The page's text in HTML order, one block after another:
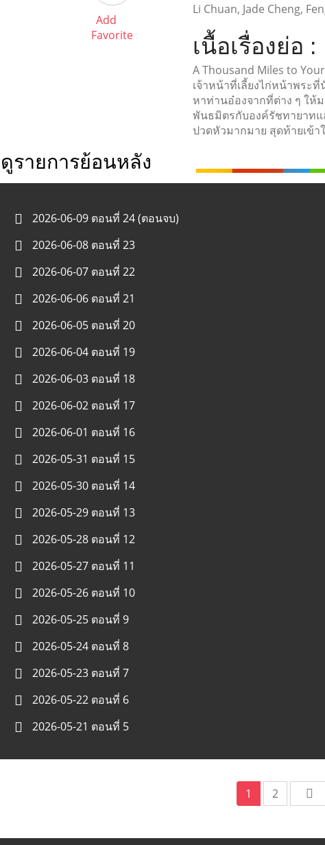
Add
Favorite
Li Chuan, Jade Cheng,
เนื้อเรื่องย่อ :
A Thousand Miles to
เจ้าหน้าที่เลี้ยงไก่หน้าพระ
หาท่านอ๋องจากที่ต่าง ๆ ให้
พันธมิตรกับองค์รัชทายาทแ
ปวดหัวมากมาย สุดท้ายเข้
ดูรายการย้อนหลัง
2026-06-09 ตอนที่ 24 (ตอนจบ)
2026-06-08 ตอนที่ 23
2026-06-07 ตอนที่ 22
2026-06-06 ตอนที่ 21
2026-06-05 ตอนที่ 20
2026-06-04 ตอนที่ 19
2026-06-03 ตอนที่ 18
2026-06-02 ตอนที่ 17
2026-06-01 ตอนที่ 16
2026-05-31 ตอนที่ 15
2026-05-30 ตอนที่ 14
2026-05-29 ตอนที่ 13
2026-05-28 ตอนที่ 12
2026-05-27 ตอนที่ 11
2026-05-26 ตอนที่ 10
2026-05-25 ตอนที่ 9
2026-05-24 ตอนที่ 8
2026-05-23 ตอนที่ 7
2026-05-22 ตอนที่ 6
2026-05-21 ตอนที่ 5
1 2